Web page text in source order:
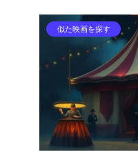
似た映画を探す